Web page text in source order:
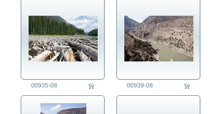
00935-08 00939-08